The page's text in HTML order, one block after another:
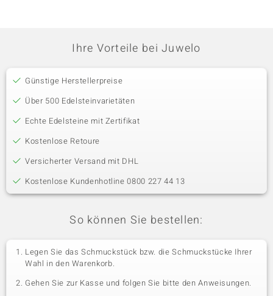
Ihre Vorteile bei Juwelo
Günstige Herstellerpreise
Über 500 Edelsteinvarietäten
Echte Edelsteine mit Zertifikat
Kostenlose Retoure
Versicherter Versand mit DHL
Kostenlose Kundenhotline 0800 227 44 13
So können Sie bestellen:
Legen Sie das Schmuckstück bzw. die Schmuckstücke Ihrer
Wahl in den Warenkorb.
Gehen Sie zur Kasse und folgen Sie bitte den Anweisungen.